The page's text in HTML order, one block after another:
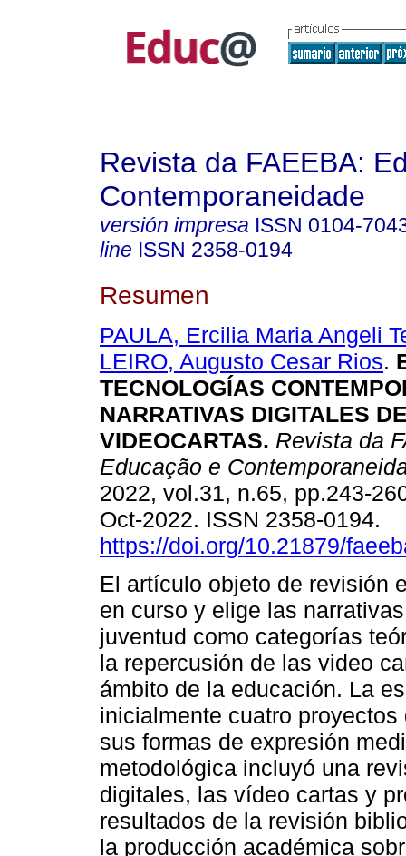
Revista da FAEEBA:
Contemporaneidade
versión impresa ISSN 0104-
line ISSN 2358-0194
Resumen
PAULA, Ercilia Maria Angeli
LEIRO, Augusto Cesar Rios.
TECNOLOGÍAS
NARRATIVAS DIGITALES
VIDEOCARTAS. Revista da
Educação e
2022, vol.31, n.65, pp.243-
Oct-2022. ISSN 2358-0194.
https://doi.org/10.21879/
El artículo objeto de revisión
en curso y elige las
juventud como categorías
la repercusión de las video
ámbito de la educación. La
inicialmente cuatro
sus formas de expresión
metodológica incluyó una
digitales, las vídeo cartas y
resultados de la revisión
la producción académica